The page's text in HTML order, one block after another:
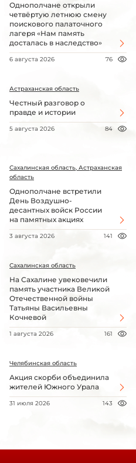
Однополчане открыли
четвёртую летнюю смену
поискового палаточного
лагеря «Нам память
досталась в наследство»
6 августа 2026 76
Астраханская область
Честный разговор о
правде и истории
5 августа 2026 84
Сахалинская область, Астраханская
область
Однополчане встретили
День Воздушно-
десантных войск России
на памятных акциях
3 августа 2026 141
Сахалинская область
На Сахалине увековечили
память участника Великой
Отечественной войны
Татьяны Васильевны
Кочневой
1 августа 2026 161
Челябинская область
Акция скорби объединила
жителей Южного Урала
31 июля 2026 143